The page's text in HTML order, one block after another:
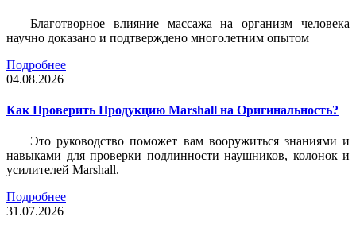
Благотворное влияние массажа на организм человека
научно доказано и подтверждено многолетним опытом
Подробнее
04.08.2026
Как Проверить Продукцию Marshall на Оригинальность?
Это руководство поможет вам вооружиться знаниями и
навыками для проверки подлинности наушников, колонок и
усилителей Marshall.
Подробнее
31.07.2026